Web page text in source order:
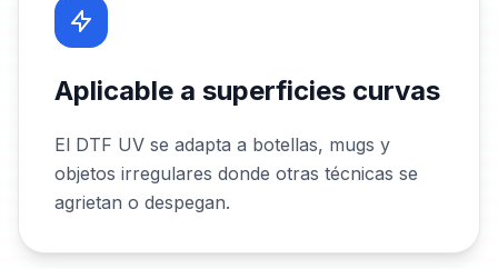
Aplicable a superficies curvas
El DTF UV se adapta a botellas, mugs y
objetos irregulares donde otras técnicas se
agrietan o despegan.